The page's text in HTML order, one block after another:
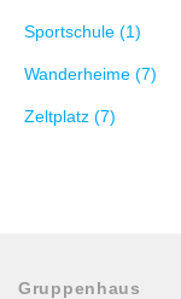
Sportschule (1)
Wanderheime (7)
Zeltplatz (7)
Gruppenhaus